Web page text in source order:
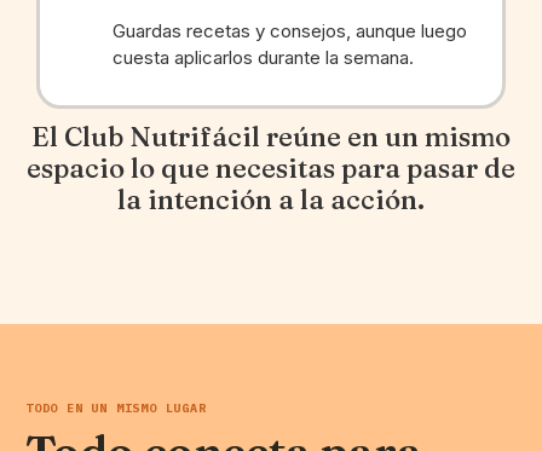
Guardas recetas y consejos, aunque luego
cuesta aplicarlos durante la semana.
El Club Nutrifácil reúne en un mismo
espacio lo que necesitas para pasar de
la intención a la acción.
TODO EN UN MISMO LUGAR